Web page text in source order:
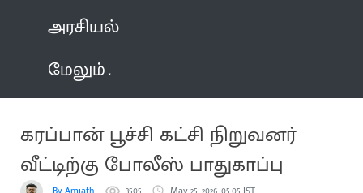
அரசியல்
மேலும்
கரப்பான் பூச்சி கட்சி நிறுவனர்
வீட்டிற்கு போலீஸ் பாதுகாப்பு